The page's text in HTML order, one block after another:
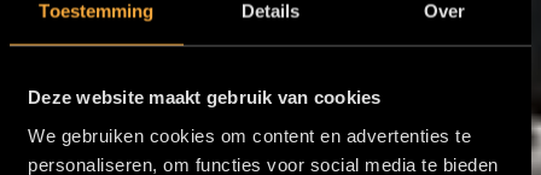
Toestemming Details Over
Deze website maakt gebruik van cookies
We gebruiken cookies om content en advertenties te
personaliseren, om functies voor social media te bieden